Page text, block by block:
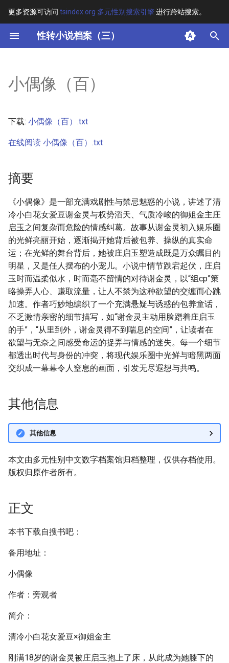
更多资源可访问 tsindex.org 多元性别搜索引擎进行跨站搜索。
性转小说档案（三）
键
开
搜
索
其他信息
正文
小偶像（百）
下载: 小偶像（百）.txt
在线阅读 小偶像（百）.txt
摘要
《小偶像》是一部充满戏剧性与禁忌魅惑的小说，讲述了清
冷小白花女爱豆谢金灵与权势滔天、气质冷峻的御姐金主庄
启玉之间复杂而危险的情感纠葛。故事从谢金灵初入娱乐圈
的光鲜亮丽开始，逐渐揭开她背后被包养、操纵的真实命
运；在光鲜的舞台背后，她被庄启玉塑造成既是万众瞩目的
明星，又是任人摆布的小宠儿。小说中情节跌宕起伏，庄启
玉时而温柔似水，时而毫不留情的对待谢金灵，以“组cp”策
略操弄人心、赚取流量，让人不禁为这种欲望的交缠而心跳
加速。作者巧妙地编织了一个充满悬疑与诱惑的包养童话，
不乏激情亲密的细节描写，如“谢金灵主动用脸蹭着庄启玉
的手”，“从里到外，谢金灵得不到喘息的空间”，让读者在
欲望与无奈之间感受命运的捉弄与情感的迷失。每一个细节
都透出时代与身份的冲突，将现代娱乐圈中光鲜与暗黑两面
交织成一幕幕令人窒息的画面，引发无尽遐想与共鸣。
其他信息
其他信息
本文由多元性别中文数字档案馆归档整理，仅供存档使用。
版权归原作者所有。
正文
本书下载自搜书吧：
备用地址：
小偶像
作者：旁观者
简介：
清冷小白花女爱豆×御姐金主
刚满18岁的谢金灵被庄启玉抱上了床，从此成为她膝下的